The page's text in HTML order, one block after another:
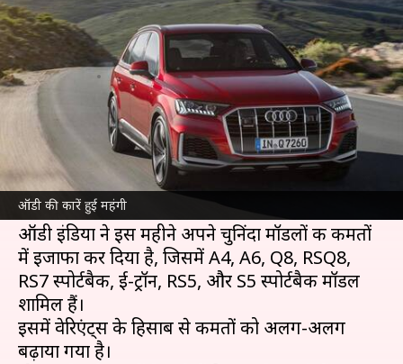
ऑडी की कारें हुई महंगी
अब ऑडी की कार खरीदना पड़ेगा
महंगा, कंपनी ने बढ़ाए दाम
लेखन सोनाली सिंह Nov 17, 2021 09:30 pm
क्या है खबर?
अगर आप इस महीनेऑडीकी कार खरीदने की योजना
बना रहे हैं तो यह आपके जेब पर अतिरिक्त बोझ डाल
सकती है।
ऑडी इंडिया ने इस महीने अपने चुनिंदा मॉडलों की कीमतों
में इजाफा कर दिया है, जिसमें A4, A6, Q8, RSQ8,
RS7 स्पोर्टबैक, ई-ट्रॉन, RS5, और S5 स्पोर्टबैक मॉडल
शामिल हैं।
इसमें वेरिएंट्स के हिसाब से कीमतों को अलग-अलग
बढ़ाया गया है।